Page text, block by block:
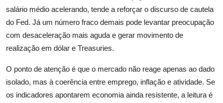
salário médio acelerando, tende a reforçar o discurso de cautela
do Fed. Já um número fraco demais pode levantar preocupação
com desaceleração mais aguda e gerar movimento de
realização em dólar e Treasuries.
O ponto de atenção é que o mercado não reage apenas ao dado
isolado, mas à coerência entre emprego, inflação e atividade. Se
os indicadores apontarem economia ainda resistente, a leitura é